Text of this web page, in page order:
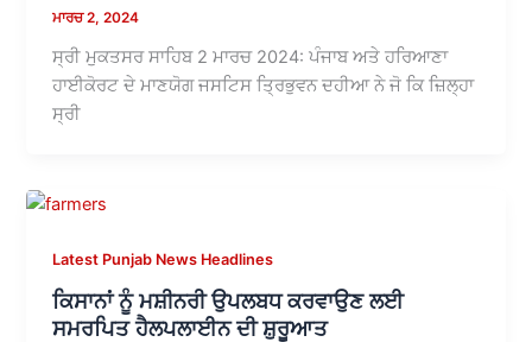
ਮਾਰਚ 2, 2024
ਸ੍ਰੀ ਮੁਕਤਸਰ ਸਾਹਿਬ 2 ਮਾਰਚ 2024: ਪੰਜਾਬ ਅਤੇ ਹਰਿਆਣਾ
ਹਾਈਕੋਰਟ ਦੇ ਮਾਣਯੋਗ ਜਸਟਿਸ ਤ੍ਰਿਭੁਵਨ ਦਹੀਆ ਨੇ ਜੋ ਕਿ ਜ਼ਿਲ੍ਹਾ
ਸ੍ਰੀ
Latest Punjab News Headlines
ਕਿਸਾਨਾਂ ਨੂੰ ਮਸ਼ੀਨਰੀ ਉਪਲਬਧ ਕਰਵਾਉਣ ਲਈ
ਸਮਰਪਿਤ ਹੈਲਪਲਾਈਨ ਦੀ ਸ਼ੁਰੂਆਤ